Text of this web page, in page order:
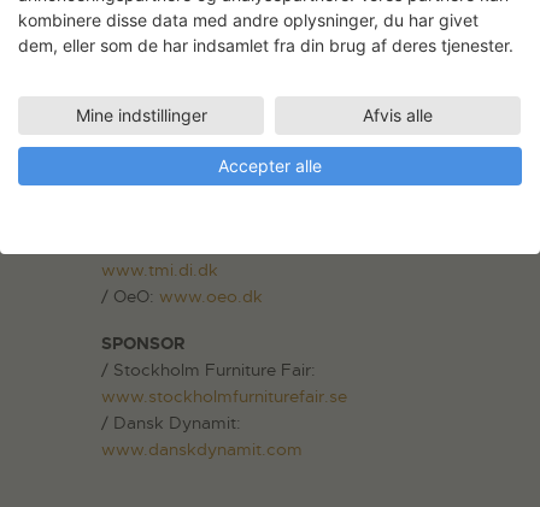
/ Læs mere om Sanghyeok Lee på
www.leesanghyeok.com
/ Statens Værksteder for Kunst:
www.svfk.dk
/ Normann Copenhagen:www.normann-
copenhagen.com
www.tmi.di.dk
/ OeO: www.oeo.dk
SPONSOR
/ Stockholm Furniture Fair:
www.stockholmfurniturefair.se
/ Dansk Dynamit:
www.danskdynamit.com
kombinere disse data med andre oplysninger, du har givet
dem, eller som de har indsamlet fra din brug af deres tjenester.
Mine indstillinger Afvis alle
Accepter alle